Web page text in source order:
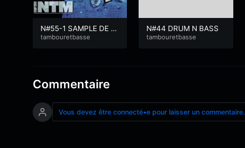
N#55-1 SAMPLE DE 19
93 DE NTM PARTIE 1
tambouretbasse
N#44 DRUM N BASS
tambouretbasse
Commentaire
Vous devez être connecté•e pour laisser un commentaire.